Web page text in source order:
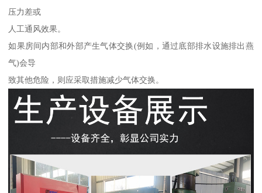
压力差或
人工通风效果。
如果房间内部和外部产生气体交换(例如，通过底部排水设施排出燕
气)会导
致其他危险，则应采取措施减少气体交换。